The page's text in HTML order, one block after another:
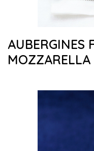
AUBERGINES
MOZZARELLA